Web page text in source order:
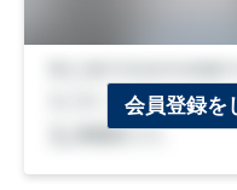
会員登録を